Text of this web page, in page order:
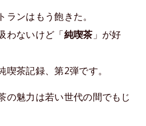
ンはもう飽きた。
わないけど「純喫茶」が好
茶記録、第2弾です。
の魅力は若い世代の間でもじ